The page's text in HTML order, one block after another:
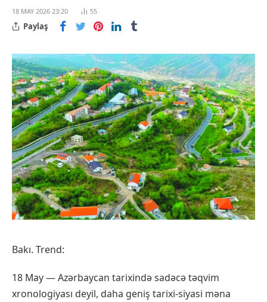
18 MAY 2026 23:20 55
Paylaş
Bakı. Trend:
18 May — Azərbaycan tarixində sadəcə təqvim
xronologiyası deyil, daha geniş tarixi-siyasi məna